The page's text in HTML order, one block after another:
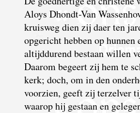
Aloys Dhondt-Van
kruisweg dien zij daer ten
opgericht hebben op hunnen
altijddurend bestaan willen
Daarom begeert zij hem te
kerk; doch, om in den
voorzien, geeft zij terzelver
waarop hij gestaan en